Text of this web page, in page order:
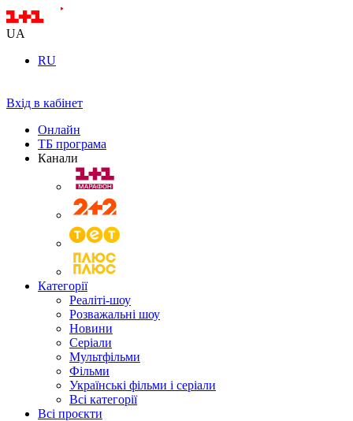
UA
RU
Вхід в кабінет
Онлайн
ТБ програма
Канали
Категорії
Реаліті-шоу
Розважальні шоу
Новини
Серіали
Мультфільми
Фільми
Українські фільми і серіали
Всі категорії
Всі проєкти